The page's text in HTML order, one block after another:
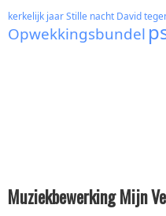
kerkelijk jaarStille nacht David
Opwekkingsbundel
Muziekbewerking Mijn